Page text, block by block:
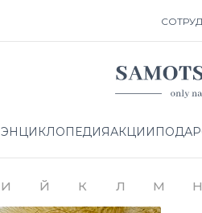
ЭНЦИКЛОПЕДИЯАКЦИИ
И Й К Л М Н